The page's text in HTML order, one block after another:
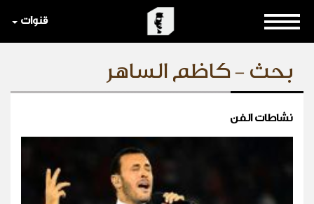
قنوات
بحث - كاظم الساهر
نشاطات الفن